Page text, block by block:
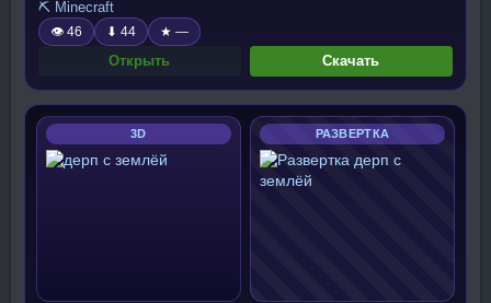
⛏️ Minecraft
👁 46 ⬇ 44 ★ —
Открыть Скачать
3D РАЗВЕРТКА